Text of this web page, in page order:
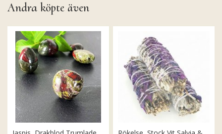
Andra köpte även